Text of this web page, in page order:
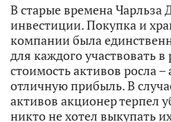
В старые времена Чарльза
инвестиции. Покупка и
компании была
для каждого участвовать
стоимость активов росла
отличную прибыль. В
активов акционер терпел
никто не хотел выкупать